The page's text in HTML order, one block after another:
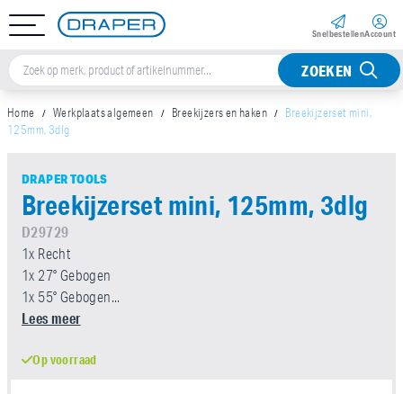
Snel­bestellenAccount
ZOEKEN
Home Werkplaats algemeen Breekijzers en haken
Breekijzerset mini,
125mm, 3dlg
DRAPER TOOLS
Breekijzerset mini, 125mm, 3dlg
D29729
1x Recht
1x 27° Gebogen
1x 55° Gebogen...
Lees meer
Op voorraad